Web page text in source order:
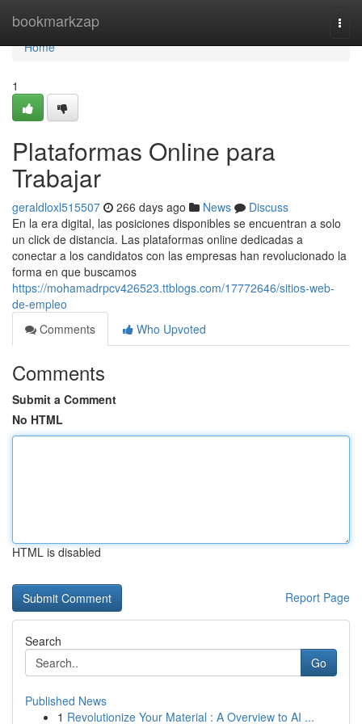
bookmarkzap
Home
Home
1
Plataformas Online para
Trabajar
geraldloxl515507 266 days ago News
Discuss
En la era digital, las posiciones disponibles se encuentran a solo
un click de distancia. Las plataformas online dedicadas a
conectar a los candidatos con las empresas han revolucionado la
forma en que buscamos
https://mohamadrpcv426523.ttblogs.com/17772646/sitios-web-
de-empleo
Comments
Who Upvoted
Comments
Submit a Comment
No HTML
HTML is disabled
Report Page
Search
Go
Published News
1 Revolutionize Your Material : A Overview to AI ...